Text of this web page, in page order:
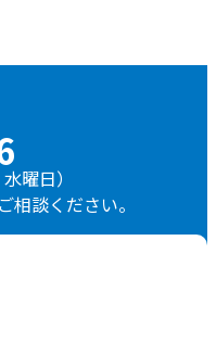
曜日）
談ください。